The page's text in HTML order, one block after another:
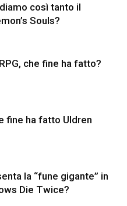
così tanto il
Souls?
che fine ha fatto?
fine ha fatto Uldren
la “fune gigante” in
Die Twice?